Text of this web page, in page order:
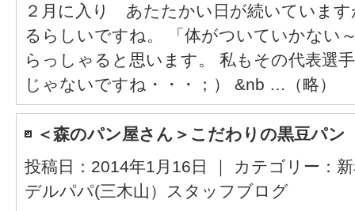
２月に入り あたたかい日が続いていま
るらしいですね。 「体がついていかない
らっしゃると思います。 私もその代表選
じゃないですね・・・；） &nb …（略）
＜森のパン屋さん＞こだわりの黒豆パン
投稿日：2014年1月16日 ｜ カテゴリー：
デルパパ(三木山）スタッフブログ